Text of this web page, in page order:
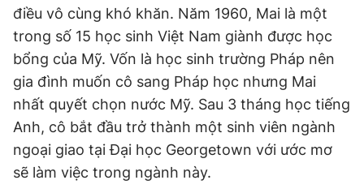
điều vô cùng khó khăn. Năm 1960, Mai là một
trong số 15 học sinh Việt Nam giành được học
bổng của Mỹ. Vốn là học sinh trường Pháp nên
gia đình muốn cô sang Pháp học nhưng Mai
nhất quyết chọn nước Mỹ. Sau 3 tháng học tiếng
Anh, cô bắt đầu trở thành một sinh viên ngành
ngoại giao tại Đại học Georgetown với ước mơ
sẽ làm việc trong ngành này.